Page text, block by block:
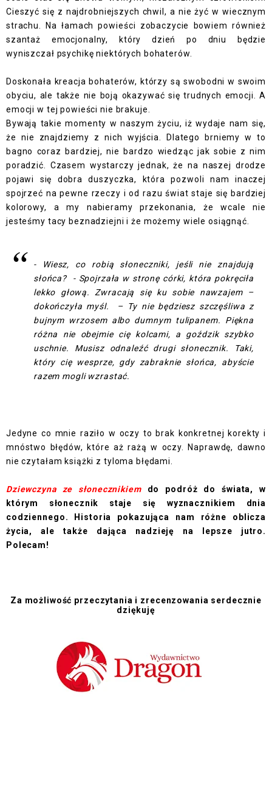
Cieszyć się z najdrobniejszych chwil, a nie żyć w wiecznym
strachu. Na łamach powieści zobaczycie bowiem również
szantaż emocjonalny, który dzień po dniu będzie
wyniszczał psychikę niektórych bohaterów.
Doskonała kreacja bohaterów, którzy są swobodni w swoim
obyciu, ale także nie boją okazywać się trudnych emocji. A
emocji w tej powieści nie brakuje.
Bywają takie momenty w naszym życiu, iż wydaje nam się,
że nie znajdziemy z nich wyjścia. Dlatego brniemy w to
bagno coraz bardziej, nie bardzo wiedząc jak sobie z nim
poradzić. Czasem wystarczy jednak, że na naszej drodze
pojawi się dobra duszyczka, która pozwoli nam inaczej
spojrzeć na pewne rzeczy i od razu świat staje się bardziej
kolorowy, a my nabieramy przekonania, że wcale nie
jesteśmy tacy beznadziejni i że możemy wiele osiągnąć.
- Wiesz, co robią słoneczniki, jeśli nie znajdują
słońca?
- Spojrzała w stronę córki, która pokręciła
lekko głową. Zwracają się ku sobie nawzajem –
dokończyła myśl.
– Ty nie będziesz szczęśliwa z
bujnym wrzosem albo dumnym tulipanem. Piękna
różna nie obejmie cię kolcami, a goździk szybko
uschnie. Musisz odnaleźć drugi słonecznik. Taki,
który cię wesprze, gdy zabraknie słońca, abyście
razem mogli wzrastać.
Jedyne co mnie raziło w oczy to brak konkretnej korekty i
mnóstwo błędów, które aż rażą w oczy. Naprawdę, dawno
nie czytałam książki z tyloma błędami.
Dziewczyna ze słonecznikiemdo podróż do świata, w
którym słonecznik staje się wyznacznikiem dnia
codziennego. Historia pokazująca nam różne oblicza
życia, ale także dająca nadzieję na lepsze jutro.
Polecam!
Za możliwość przeczytania i zrecenzowania serdecznie
dziękuję